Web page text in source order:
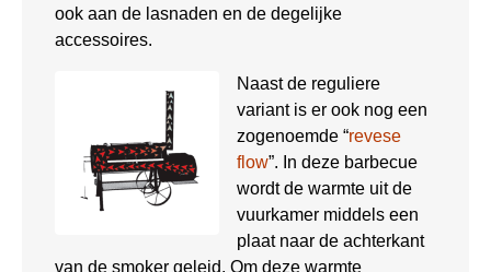
ook aan de lasnaden en de degelijke
accessoires.
Naast de reguliere
variant is er ook nog een
zogenoemde “revese
flow”. In deze barbecue
wordt de warmte uit de
vuurkamer middels een
plaat naar de achterkant
van de smoker geleid. Om deze warmte